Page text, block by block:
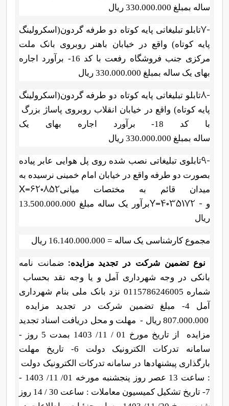
ساله بمبلغ 330.000.000 ریال
7-تابلو تبلیغاتی پایه کوتاه دو طرفه گردون(اسکرولینگ
پایه کوتاه) واقع در
خیابان باهنر روبروی بانک ملت
مرکزی جنب فروشگاه رفعت با کد 16- برآورد اجاره
بهای یک ساله بمبلغ 330.000.000 ریال
8-تابلو تبلیغاتی پایه کوتاه دو طرفه گردون(اسکرولینگ
پایه کوتاه) واقع در
خیابان انقلاب روبروی پاساژ بزرگ
با کد 18- برآورد اجاره بهای
یک
ساله بمبلغ 330.000.000 ریال
9-تابلوی تبلیغاتی نصب شده روی پل هوایی عابر پیاده
بصورت دو طرفه واقع در خیابان امام خمینی نرسیده به
میدان قائم به مختصات میانیX=620852
وY=4035172 -
برآور یک ساله مبلغ 13.500.000.000
ریال
مجموع کارشناسی یک ساله = 16.140.000.000 ریال
نوع تضمین شرکت در تجدید مزایده: ضمانت نامه
بانکی در وجه شهرداری آمل و یا وجه نقد بحساب
شماره
0115786246005 نزد بانک ملی بنام شهرداری
آمل 4- مبلغ
تضمین شرکت در تجدید مزایده
807.000.000 ریال - مهلت و محل دریافت اسناد تجدید
مزایده
از تاریخ مورخ 01 / 11/ 1403 بمدت 5 روز -
سامانه تدرکات الکترونیک دولت 6- تاریخ مهلت
بارگذاری پیشنهادها در سامانه تدرکات الکترونیک دولت
: ساعت 13 عصر روز پنجشنبه مورخه 01/ 11/ 1403 -
7- تاریخ تشکیل کمیسیون معاملات : ساعت 30 / 14 روز